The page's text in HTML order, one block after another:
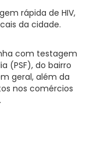
rápida de HIV,
da cidade.
com testagem
(PSF), do bairro
geral, além da
nos comércios